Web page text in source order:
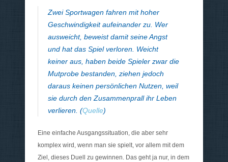
Zwei Sportwagen fahren mit hoher
Geschwindigkeit aufeinander zu. Wer
ausweicht, beweist damit seine Angst
und hat das Spiel verloren. Weicht
keiner aus, haben beide Spieler zwar die
Mutprobe bestanden, ziehen jedoch
daraus keinen persönlichen Nutzen, weil
sie durch den Zusammenprall ihr Leben
verlieren. (Quelle)
Eine einfache Ausgangssituation, die aber sehr
komplex wird, wenn man sie spielt, vor allem mit dem
Ziel, dieses Duell zu gewinnen. Das geht ja nur, in dem